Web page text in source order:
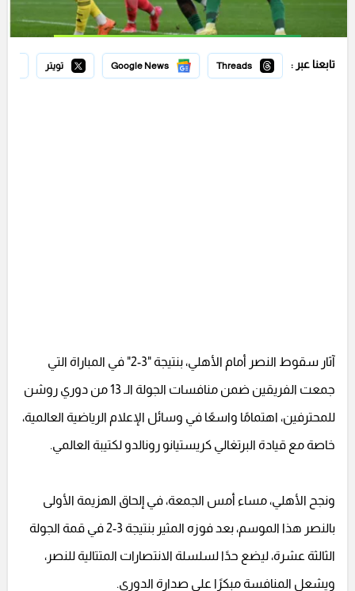
تابعنا عبر : Threads
Google News تويتر
آثار سقوط النصر أمام الأهلي، بنتيجة "3-2" في المباراة التي
جمعت الفريقين ضمن منافسات الجولة الـ 13 من دوري روشن
للمحترفين، اهتمامًا واسعًا في وسائل الإعلام الرياضية العالمية،
خاصة مع قيادة البرتغالي كريستيانو رونالدو لكتيبة العالمي.
ونجح الأهلي، مساء أمس الجمعة، في إلحاق الهزيمة الأولى
بالنصر هذا الموسم، بعد فوزه المثير بنتيجة 3-2 في قمة الجولة
الثالثة عشرة، ليضع حدًا لسلسلة الانتصارات المتتالية للنصر،
ويشعل المنافسة مبكرًا على صدارة الدوري.